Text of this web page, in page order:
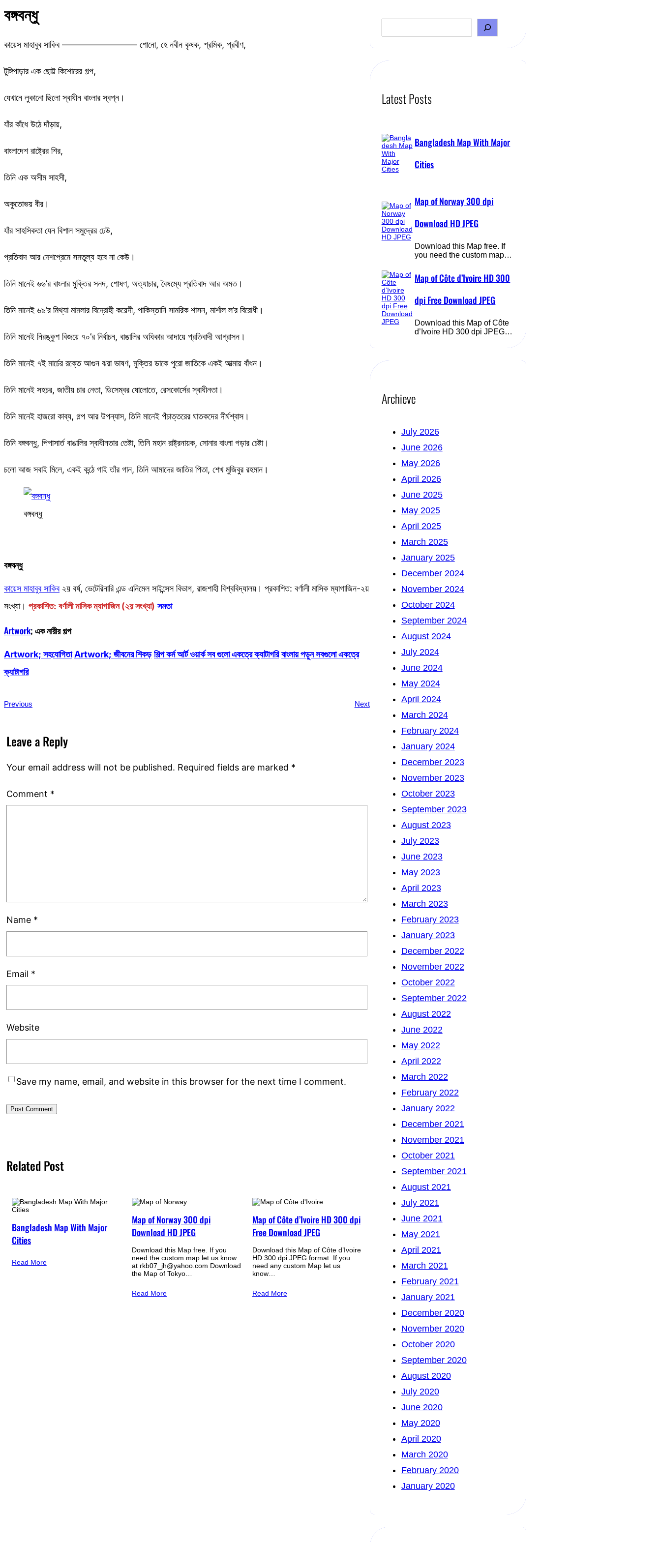
বঙ্গবন্ধু
কায়েস মাহাবুব সাকিব ————————– শোনো, হে নবীন কৃষক, শ্রমিক, প্রবীণ,
টুঙ্গিপাড়ার এক ছোট্ট কিশোরের গল্প,
যেখানে লুকানো ছিলো স্বাধীন বাংলার স্বপ্ন।
যাঁর কাঁধে উঠে দাঁড়ায়,
বাংলাদেশ রাষ্ট্রের শির,
তিনি এক অসীম সাহসী,
অকুতোভয় বীর।
যাঁর সাহসিকতা যেন বিশাল সমুদ্রের ঢেউ,
প্রতিবাদ আর দেশপ্রেমে সমতুল্য হবে না কেউ।
তিনি মানেই ৬৬’র বাংলার মুক্তির সনদ, শোষণ, অত্যাচার, বৈষম্যে প্রতিবাদ আর অমত।
তিনি মানেই ৬৯’র মিথ্যা মামলার বিদ্রোহী কয়েদী, পাকিস্তানি সামরিক শাসন, মার্শাল ল’র বিরোধী।
তিনি মানেই নিরঙ্কুশ বিজয়ে ৭০’র নির্বাচন, বাঙালির অধিকার আদায়ে প্রতিবাদী আগ্রাসন।
তিনি মানেই ৭ই মার্চের রক্তে আগুন ঝরা ভাষণ, মুক্তির ডাকে পুরো জাতিকে একই আত্মায় বাঁধন।
তিনি মানেই সহচর, জাতীয় চার নেতা, ডিসেম্বর ষোলোতে, রেসকোর্সের স্বাধীনতা।
তিনি মানেই হাজরো কাব্য, গল্প আর উপন্যাস, তিনি মানেই পঁচাত্তরের ঘাতকদের দীর্ঘশ্বাস।
তিনি বঙ্গবন্ধু, পিপাসার্ত বাঙালির স্বাধীনতার তেষ্টা, তিনি মহান রাষ্ট্রনায়ক, সোনার বাংলা গড়ার চেষ্টা।
চলো আজ সবাই মিলে, একই কন্ঠে গাই তাঁর গান, তিনি আমাদের জাতির পিতা, শেখ মুজিবুর রহমান।
বঙ্গবন্ধু
বঙ্গবন্ধু
কায়েস মাহাবুব সাকিব২য় বর্ষ, ভেটেরিনারি এন্ড এনিমেল সাইন্সেস বিভাগ, রাজশাহী বিশ্ববিদ্যালয়। প্রকাশিত: বর্ণালী মাসিক ম্যাগাজিন-২য়
সংখ্যা। প্রকাশিত: বর্ণালী মাসিক ম্যাগাজিন (২য় সংখ্যা) সমতা
Artwork; এক নারীর গল্প
Artwork; সহযোগিতা Artwork; জীবনের শিকড় শিল্প কর্ম আর্ট ওয়ার্ক সব গুলো একত্রে ক্যাটাগরি বাংলায় পড়ুন সবগুলো একত্রে
ক্যাটাগরি
Previous Next
Leave a Reply
Your email address will not be published. Required fields are marked *
Comment *
Name *
Email *
Website
Save my name, email, and website in this browser for the next time I comment.
Related Post
Bangladesh Map With Major
Cities
Read More
Map of Norway 300 dpi
Download HD JPEG
Download this Map free. If you
need the custom map let us know
at rkb07_jh@yahoo.com Download
the Map of Tokyo…
Read More
Map of Côte d’Ivoire HD 300 dpi
Free Download JPEG
Download this Map of Côte d’Ivoire
HD 300 dpi JPEG format. If you
need any custom Map let us
know…
Read More
Latest Posts
Bangladesh Map With Major
Cities
Map of Norway 300 dpi
Download HD JPEG
Download this Map free. If
you need the custom map…
Map of Côte d’Ivoire HD 300
dpi Free Download JPEG
Download this Map of Côte
d’Ivoire HD 300 dpi JPEG…
Archieve
July 2026
June 2026
May 2026
April 2026
June 2025
May 2025
April 2025
March 2025
January 2025
December 2024
November 2024
October 2024
September 2024
August 2024
July 2024
June 2024
May 2024
April 2024
March 2024
February 2024
January 2024
December 2023
November 2023
October 2023
September 2023
August 2023
July 2023
June 2023
May 2023
April 2023
March 2023
February 2023
January 2023
December 2022
November 2022
October 2022
September 2022
August 2022
June 2022
May 2022
April 2022
March 2022
February 2022
January 2022
December 2021
November 2021
October 2021
September 2021
August 2021
July 2021
June 2021
May 2021
April 2021
March 2021
February 2021
January 2021
December 2020
November 2020
October 2020
September 2020
August 2020
July 2020
June 2020
May 2020
April 2020
March 2020
February 2020
January 2020